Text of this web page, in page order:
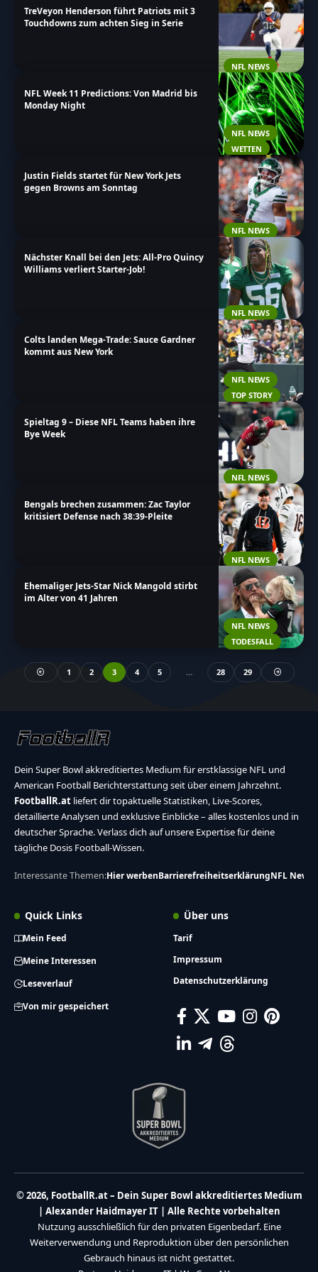
Entwicklungen des Teams!
NFL NEWS
TreVeyon Henderson führt Patriots mit 3
Touchdowns zum achten Sieg in Serie
NFL NEWS
WETTEN
NFL Week 11 Predictions: Von Madrid bis
Monday Night
NFL NEWS
Justin Fields startet für New York Jets
gegen Browns am Sonntag
NFL NEWS
Nächster Knall bei den Jets: All-Pro Quincy
Williams verliert Starter-Job!
NFL NEWS
TOP STORY
Colts landen Mega-Trade: Sauce Gardner
kommt aus New York
NFL NEWS
Spieltag 9 – Diese NFL Teams haben ihre
Bye Week
NFL NEWS
Bengals brechen zusammen: Zac Taylor
kritisiert Defense nach 38:39-Pleite
NFL NEWS
TODESFALL
Ehemaliger Jets-Star Nick Mangold stirbt
im Alter von 41 Jahren
1 2 3 4 5 … 28 29
Dein Super Bowl akkreditiertes Medium für erstklassige NFL und
American Football Berichterstattung seit über einem Jahrzehnt.
FootballR.at liefert dir topaktuelle Statistiken, Live-Scores,
detaillierte Analysen und exklusive Einblicke – alles kostenlos und in
deutscher Sprache. Verlass dich auf unsere Expertise für deine
tägliche Dosis Football-Wissen.
Interessante Themen:Hier werbenBarrierefreiheitserklärungNFL News
Quick Links
Mein Feed
Meine Interessen
Leseverlauf
Von mir gespeichert
Über uns
Tarif
Impressum
Datenschutzerklärung
© 2026, FootballR.at – Dein Super Bowl akkreditiertes Medium
| Alexander Haidmayer IT | Alle Rechte vorbehalten
Nutzung ausschließlich für den privaten Eigenbedarf. Eine
Weiterverwendung und Reproduktion über den persönlichen
Gebrauch hinaus ist nicht gestattet.